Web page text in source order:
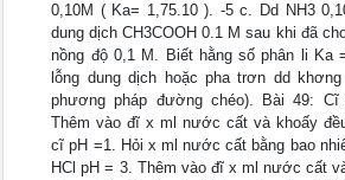
0,10M ( Ka= 1,75.10 ). -5 c. Dd NH3
dung dịch CH3COOH 0.1 M sau khi đã
nồng độ 0,1 M. Biết hằng số phân li Ka
lỗng dung dịch hoặc pha trơn dd
phương pháp đường chéo). Bài 49:
Thêm vào đĩ x ml nước cất và khoấy
cĩ pH =1. Hỏi x ml nước cất bằng bao
HCl pH = 3. Thêm vào đĩ x ml nước cất